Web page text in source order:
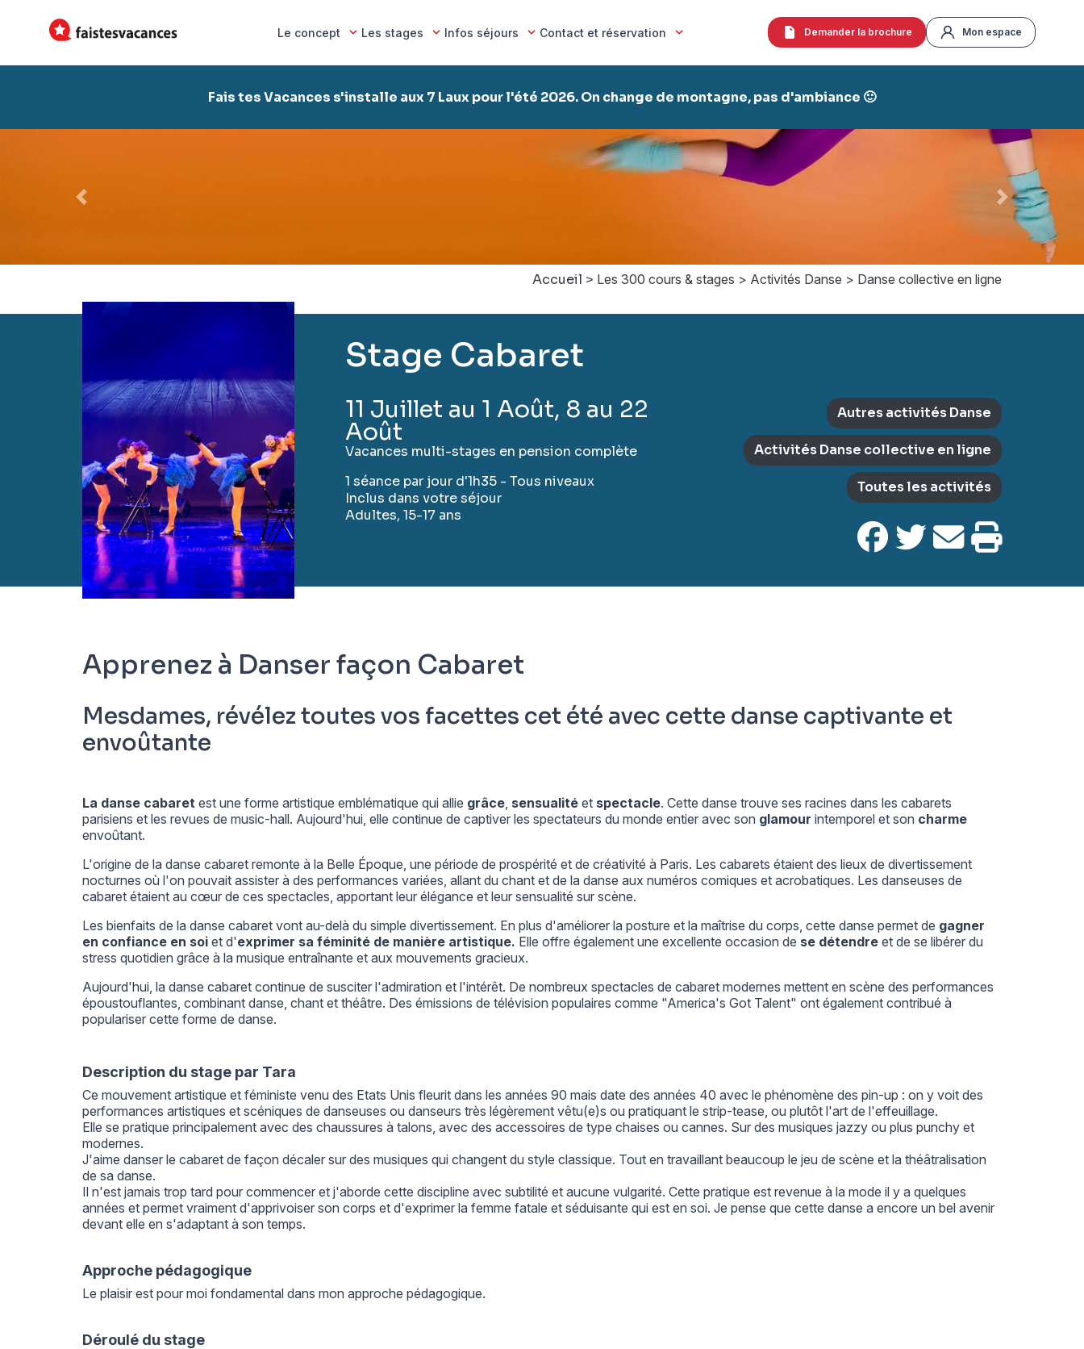
Le concept Les stages Infos séjours Contact et réservation Demander la brochure Mon espace
Fais tes Vacances s'installe aux 7 Laux pour l'été 2026. On change de montagne, pas d'ambiance 🙂
Précédent Suivant
Accueil > Les 300 cours & stages > Activités Danse > Danse collective en ligne
Stage Cabaret
11 Juillet au 1 Août, 8 au 22
Août
Vacances multi-stages en pension complète
1 séance par jour d'1h35 - Tous niveaux
Inclus dans votre séjour
Adultes, 15-17 ans
Autres activités Danse
Activités Danse collective en ligne
Toutes les activités
Apprenez à Danser façon Cabaret
Mesdames, révélez toutes vos facettes cet été avec cette danse captivante et
envoûtante
La danse cabaret est une forme artistique emblématique qui allie grâce sensualité et spectacle. Cette danse trouve ses racines dans les cabarets
parisiens et les revues de music-hall. Aujourd'hui, elle continue de captiver les spectateurs du monde entier avec son glamour intemporel et son charme
envoûtant.
L'origine de la danse cabaret remonte à la Belle Époque, une période de prospérité et de créativité à Paris. Les cabarets étaient des lieux de divertissement
nocturnes où l'on pouvait assister à des performances variées, allant du chant et de la danse aux numéros comiques et acrobatiques. Les danseuses de
cabaret étaient au cœur de ces spectacles, apportant leur élégance et leur sensualité sur scène.
Les bienfaits de la danse cabaret vont au-delà du simple divertissement. En plus d'améliorer la posture et la maîtrise du corps, cette danse permet de gagner
en confiance en soi et d'exprimer sa féminité de manière artistique. Elle offre également une excellente occasion de se détendre et de se libérer du
stress quotidien grâce à la musique entraînante et aux mouvements gracieux.
Aujourd'hui, la danse cabaret continue de susciter l'admiration et l'intérêt. De nombreux spectacles de cabaret modernes mettent en scène des performances
époustouflantes, combinant danse, chant et théâtre. Des émissions de télévision populaires comme "America's Got Talent" ont également contribué à
populariser cette forme de danse.
Description du stage par Tara
Ce mouvement artistique et féministe venu des Etats Unis fleurit dans les années 90 mais date des années 40 avec le phénomène des pin-up : on y voit des
performances artistiques et scéniques de danseuses ou danseurs très légèrement vêtu(e)s ou pratiquant le strip-tease, ou plutôt l'art de l'effeuillage.
Elle se pratique principalement avec des chaussures à talons, avec des accessoires de type chaises ou cannes. Sur des musiques jazzy ou plus punchy et
modernes.
J'aime danser le cabaret de façon décaler sur des musiques qui changent du style classique. Tout en travaillant beaucoup le jeu de scène et la théâtralisation
de sa danse.
Il n'est jamais trop tard pour commencer et j'aborde cette discipline avec subtilité et aucune vulgarité. Cette pratique est revenue à la mode il y a quelques
années et permet vraiment d'apprivoiser son corps et d'exprimer la femme fatale et séduisante qui est en soi. Je pense que cette danse a encore un bel avenir
devant elle en s'adaptant à son temps.
Approche pédagogique
Le plaisir est pour moi fondamental dans mon approche pédagogique.
Déroulé du stage